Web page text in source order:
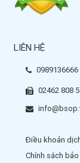
LIÊN HỆ
0989136666
02462 808
Điều khoản
Chính sách